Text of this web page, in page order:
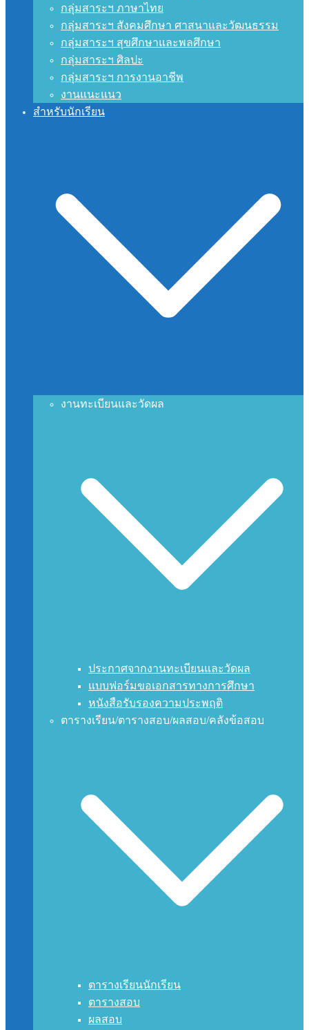
กลุ่มสาระฯ ภาษาไทย
กลุ่มสาระฯ สังคมศึกษา ศาสนาและวัฒนธรรม
กลุ่มสาระฯ สุขศึกษาและพลศึกษา
กลุ่มสาระฯ ศิลปะ
กลุ่มสาระฯ การงานอาชีพ
งานแนะแนว
สำหรับนักเรียน
งานทะเบียนและวัดผล
ประกาศจากงานทะเบียนและวัดผล
แบบฟอร์มขอเอกสารทางการศึกษา
หนังสือรับรองความประพฤติ
ตารางเรียน/ตารางสอบ/ผลสอบ/คลังข้อสอบ
ตารางเรียนนักเรียน
ตารางสอบ
ผลสอบ